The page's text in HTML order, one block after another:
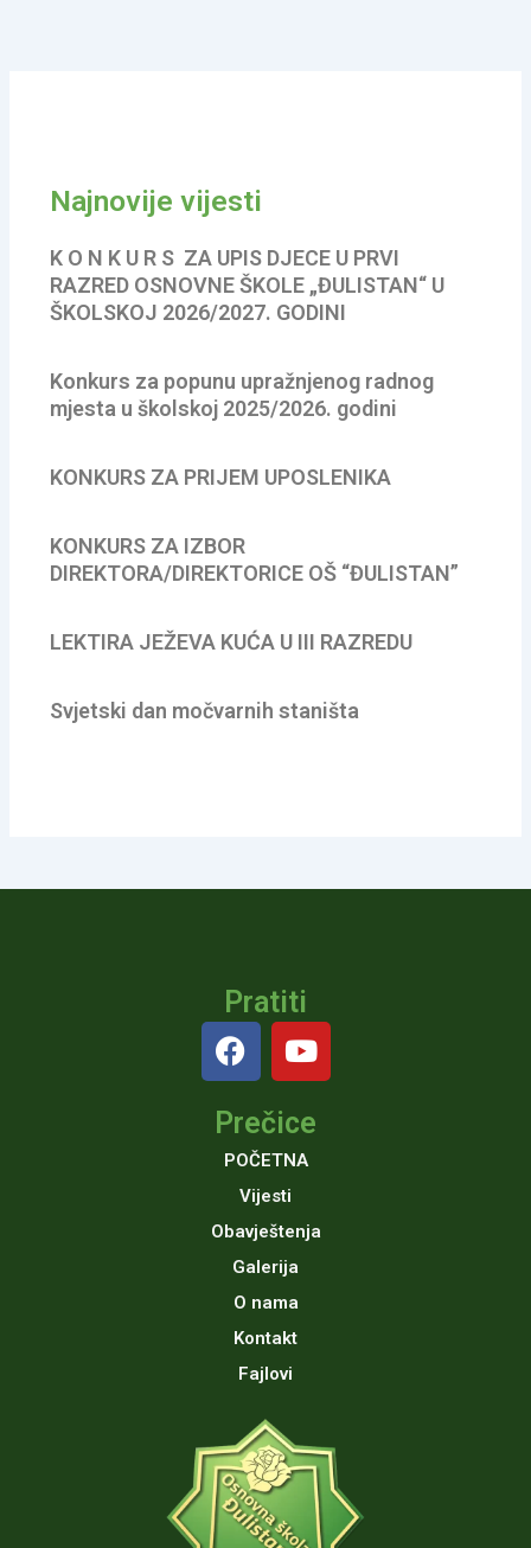
Najnovije vijesti
K O N K U R S ZA UPIS DJECE U PRVI
RAZRED OSNOVNE ŠKOLE „ĐULISTAN“ U
ŠKOLSKOJ 2026/2027. GODINI
Konkurs za popunu upražnjenog radnog
mjesta u školskoj 2025/2026. godini
KONKURS ZA PRIJEM UPOSLENIKA
KONKURS ZA IZBOR
DIREKTORA/DIREKTORICE OŠ “ĐULISTAN”
LEKTIRA JEŽEVA KUĆA U III RAZREDU
Svjetski dan močvarnih staništa
Pratiti
F
a
e
b
o
o
k
Y
o
t
u
Prečice
POČETNA
Vijesti
Obavještenja
Galerija
O nama
Kontakt
Fajlovi